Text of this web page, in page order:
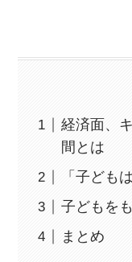
経済面、
間とは
「子ども
子どもを
まとめ